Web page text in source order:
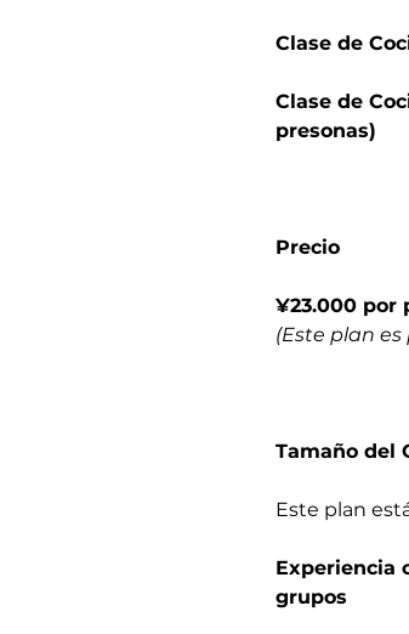
Clase de
Clase de
presonas)
Precio
¥23.000 por
(Este plan
Tamaño del
Este plan
Experiencia
grupos